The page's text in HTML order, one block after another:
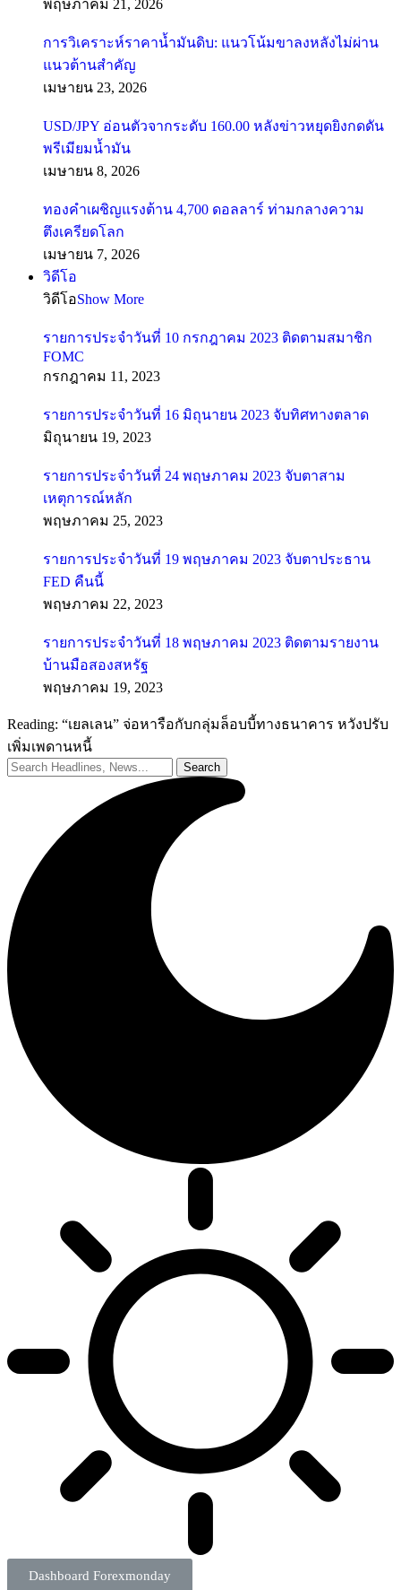
แนวต้านสำคัญ
เมษายน 23, 2026
พรีเมียมน้ำมัน
เมษายน 8, 2026
ตึงเครียดโลก
เมษายน 7, 2026
วิดีโอ
วิดีโอ
FOMC
กรกฎาคม 11, 2023
มิถุนายน 19, 2023
เหตุการณ์หลัก
พฤษภาคม 25, 2023
FED คืนนี้
พฤษภาคม 22, 2023
บ้านมือสองสหรัฐ
พฤษภาคม 19, 2023
เพิ่มเพดานหนี้
Dashboard Forexmonday